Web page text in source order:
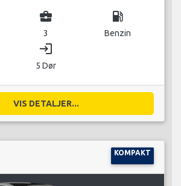
business_center
3
local_gas_station
Benzin
login
5 Dør
VIS DETALJER...
KOMPAKT